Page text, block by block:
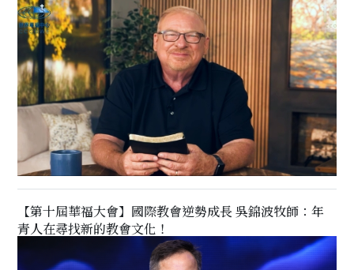
【第十屆華福大會】國際教會逆勢成長 吳錦波牧師：年
青人在尋找新的教會文化！